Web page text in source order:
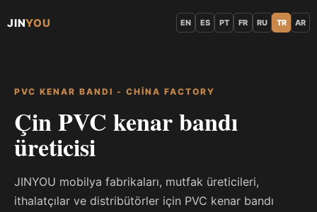
JINYOU EN ES PT FR RU TR AR
PVC KENAR BANDI - CHINA FACTORY
Çin PVC kenar bandı
üreticisi
JINYOU mobilya fabrikaları, mutfak üreticileri,
ithalatçılar ve distribütörler için PVC kenar bandı